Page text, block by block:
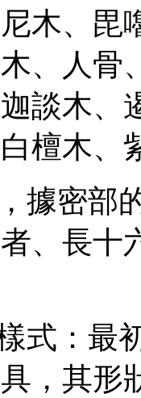
木、毘
、人骨
談木、
檀木、
據密
、長十
式：最
，其